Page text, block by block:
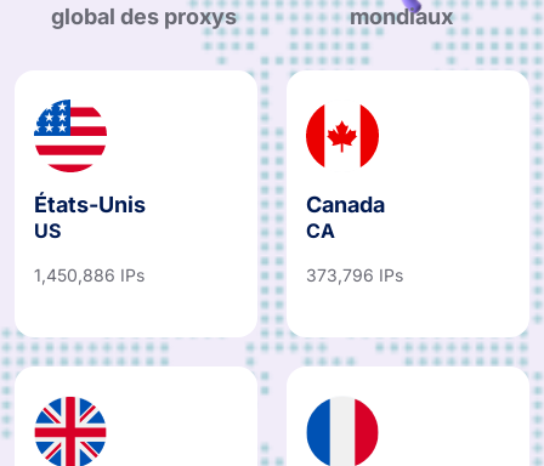
global des proxys
mondiaux
États-Unis
US
1,450,886 IPs
Canada
CA
373,796 IPs